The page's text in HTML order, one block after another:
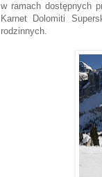
w ramach dostępnych
Karnet Dolomiti
rodzinnych.